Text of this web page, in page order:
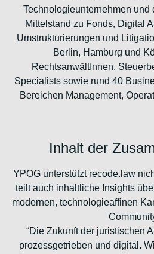
Technologieunternehmen und
Mittelstand zu Fonds, Digital
Umstrukturierungen und
Berlin, Hamburg und
RechtsanwältInnen,
Specialists sowie rund 40
Bereichen Management,
Inhalt der
YPOG unterstützt recode.law
teilt auch inhaltliche Insights
modernen, technologieaffinen
“Die Zukunft der juristischen
prozessgetrieben und digital.